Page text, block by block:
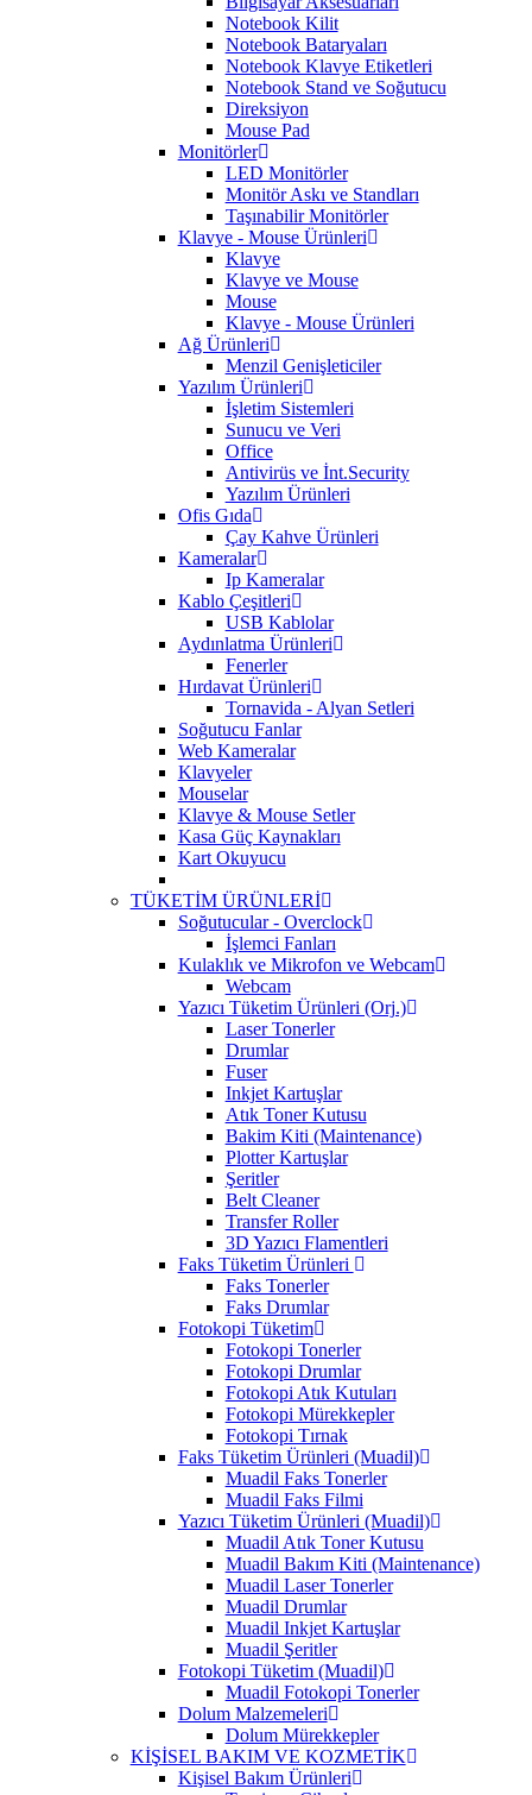
Notebook Kilit
Notebook Bataryaları
Notebook Klavye Etiketleri
Notebook Stand ve Soğutucu
Direksiyon
Mouse Pad
Monitörler
LED Monitörler
Monitör Askı ve Standları
Taşınabilir Monitörler
Klavye - Mouse Ürünleri
Klavye
Klavye ve Mouse
Mouse
Klavye - Mouse Ürünleri
Ağ Ürünleri
Menzil Genişleticiler
Yazılım Ürünleri
İşletim Sistemleri
Sunucu ve Veri
Office
Antivirüs ve İnt.Security
Yazılım Ürünleri
Ofis Gıda
Çay Kahve Ürünleri
Kameralar
Ip Kameralar
Kablo Çeşitleri
USB Kablolar
Aydınlatma Ürünleri
Fenerler
Hırdavat Ürünleri
Tornavida - Alyan Setleri
Soğutucu Fanlar
Web Kameralar
Klavyeler
Mouselar
Klavye & Mouse Setler
Kasa Güç Kaynakları
Kart Okuyucu
TÜKETİM ÜRÜNLERİ
Soğutucular - Overclock
İşlemci Fanları
Kulaklık ve Mikrofon ve Webcam
Webcam
Yazıcı Tüketim Ürünleri (Orj.)
Laser Tonerler
Drumlar
Fuser
Inkjet Kartuşlar
Atık Toner Kutusu
Bakim Kiti (Maintenance)
Plotter Kartuşlar
Şeritler
Belt Cleaner
Transfer Roller
3D Yazıcı Flamentleri
Faks Tüketim Ürünleri
Faks Tonerler
Faks Drumlar
Fotokopi Tüketim
Fotokopi Tonerler
Fotokopi Drumlar
Fotokopi Atık Kutuları
Fotokopi Mürekkepler
Fotokopi Tırnak
Faks Tüketim Ürünleri (Muadil)
Muadil Faks Tonerler
Muadil Faks Filmi
Yazıcı Tüketim Ürünleri (Muadil)
Muadil Atık Toner Kutusu
Muadil Bakım Kiti (Maintenance)
Muadil Laser Tonerler
Muadil Drumlar
Muadil Inkjet Kartuşlar
Muadil Şeritler
Fotokopi Tüketim (Muadil)
Muadil Fotokopi Tonerler
Dolum Malzemeleri
Dolum Mürekkepler
KİŞİSEL BAKIM VE KOZMETİK
Kişisel Bakım Ürünleri